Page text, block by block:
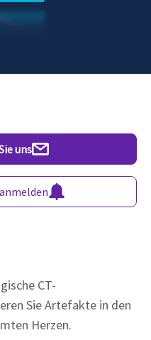
uns
CT-
Sie Artefakte in den
Herzen.